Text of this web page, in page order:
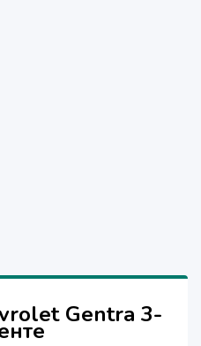
Gentra 3-